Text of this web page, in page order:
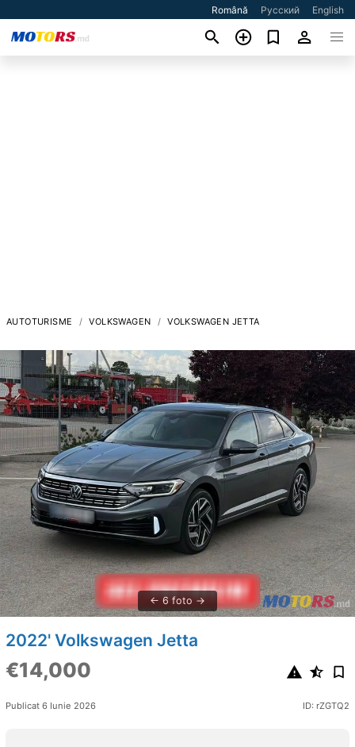
Română Русский English
AUTOTURISME VOLKSWAGEN VOLKSWAGEN JETTA
6 foto
2022' Volkswagen Jetta
€14,000
Publicat 6 Iunie 2026 ID: rZGTQ2